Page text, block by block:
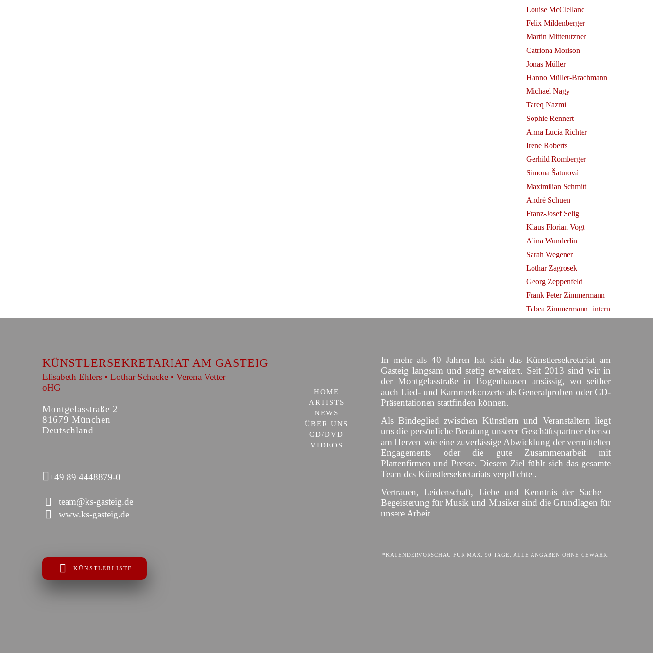
Louise McClelland
Felix Mildenberger
Martin Mitterutzner
Catriona Morison
Jonas Müller
Hanno Müller-Brachmann
Michael Nagy
Tareq Nazmi
Sophie Rennert
Anna Lucia Richter
Irene Roberts
Gerhild Romberger
Simona Šaturová
Maximilian Schmitt
Andrè Schuen
Franz-Josef Selig
Klaus Florian Vogt
Alina Wunderlin
Sarah Wegener
Lothar Zagrosek
Georg Zeppenfeld
Frank Peter Zimmermann
Tabea Zimmermann
intern
KÜNSTLERSEKRETARIAT AM GASTEIG
Elisabeth Ehlers • Lothar Schacke • Verena Vetter
oHG
Montgelasstraße 2
81679 München
Deutschland
+49 89 4448879-0
team@ks-gasteig.de
www.ks-gasteig.de
KÜNSTLERLISTE
HOME
ARTISTS
NEWS
ÜBER UNS
CD/DVD
VIDEOS
In mehr als 40 Jahren hat sich das Künstlersekretariat am
Gasteig langsam und stetig erweitert. Seit 2013 sind wir in
der Montgelasstraße in Bogenhausen ansässig, wo seither
auch Lied- und Kammerkonzerte als Generalproben oder CD-
Präsentationen stattfinden können.
Als Bindeglied zwischen Künstlern und Veranstaltern liegt
uns die persönliche Beratung unserer Geschäftspartner ebenso
am Herzen wie eine zuverlässige Abwicklung der vermittelten
Engagements oder die gute Zusammenarbeit mit
Plattenfirmen und Presse. Diesem Ziel fühlt sich das gesamte
Team des Künstlersekretariats verpflichtet.
Vertrauen, Leidenschaft, Liebe und Kenntnis der Sache –
Begeisterung für Musik und Musiker sind die Grundlagen für
unsere Arbeit.
*KALENDERVORSCHAU FÜR MAX. 90 TAGE. ALLE ANGABEN OHNE GEWÄHR.